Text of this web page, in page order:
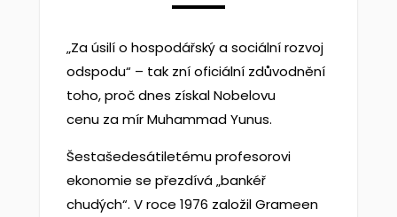
„Za úsilí o hospodářský a sociální rozvoj
odspodu“ – tak zní oficiální zdůvodnění
toho, proč dnes získal Nobelovu
cenu za mír Muhammad Yunus.
Šestašedesátiletému profesorovi
ekonomie se přezdívá „bankéř
chudých“. V roce 1976 založil Grameen